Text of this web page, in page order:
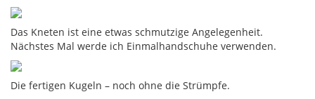
Das Kneten ist eine etwas schmutzige Angelegenheit.
Nächstes Mal werde ich Einmalhandschuhe verwenden.
Die fertigen Kugeln – noch ohne die Strümpfe.